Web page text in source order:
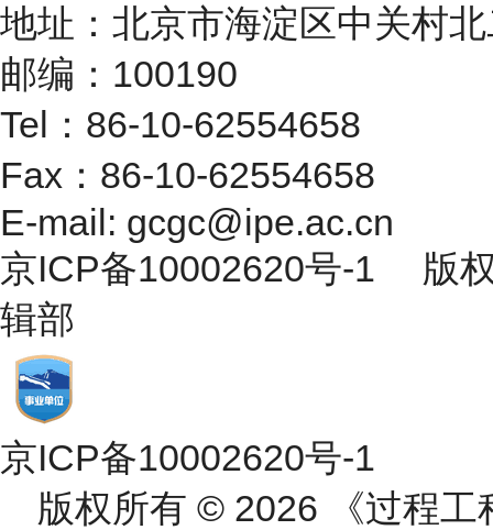
地址：北京市海淀区中关村
邮编：100190
Tel：86-10-62554658
Fax：86-10-62554658
E-mail: gcgc@ipe.ac.cn
京ICP备10002620号-1 版
辑部
京ICP备10002620号-1
版权所有 © 2026 《过程工